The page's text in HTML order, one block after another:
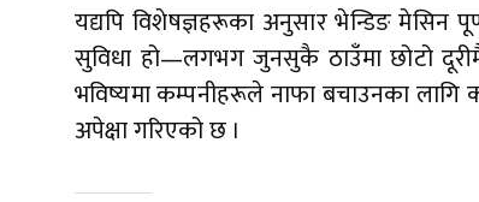
यद्यपि विशेषज्ञहरूका अनुसार भेन्डिङ मेसिन
सुविधा हो—लगभग जुनसुकै ठाउँमा छोटो
भविष्यमा कम्पनीहरूले नाफा बचाउनका लागि
अपेक्षा गरिएको छ ।